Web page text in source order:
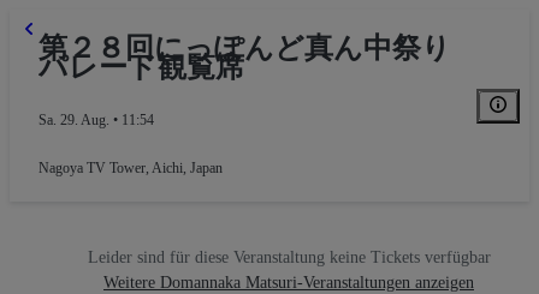
第２８回にっぽんど真ん中祭り
パレード観覧席
Sa. 29. Aug. • 11:54
Nagoya TV Tower, Aichi, Japan
Leider sind für diese Veranstaltung keine Tickets verfügbar
Weitere Domannaka Matsuri-Veranstaltungen anzeigen